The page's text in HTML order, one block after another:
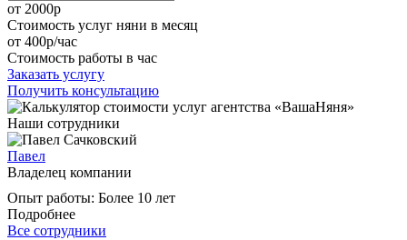
от 2000р
Стоимость услуг няни в месяц
от 400р/час
Стоимость работы в час
Заказать услугу
Получить консультацию
Наши сотрудники
Павел
Владелец компании
Опыт работы: Более 10 лет
Подробнее
Все сотрудники